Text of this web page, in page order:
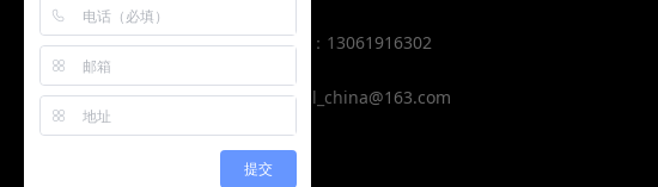
电话： 021-58255796手机 ：13061916302
QQ: 2434706448邮箱：hjl_china@163.com
提交